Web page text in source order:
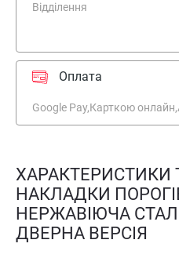
Відділення
Оплата
Google Pay,Карткою онлайн,
ХАРАКТЕРИСТИКИ
НАКЛАДКИ
НЕРЖАВІЮЧА
ДВЕРНА ВЕРСІЯ